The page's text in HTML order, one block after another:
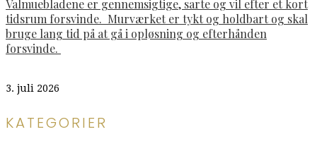
Valmuebladene er gennemsigtige, sarte og vil efter et kort
tidsrum forsvinde. Murværket er tykt og holdbart og skal
bruge lang tid på at gå i opløsning og efterhånden
forsvinde.
3. juli 2026
KATEGORIER